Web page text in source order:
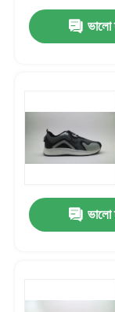
ভালো
ভালো